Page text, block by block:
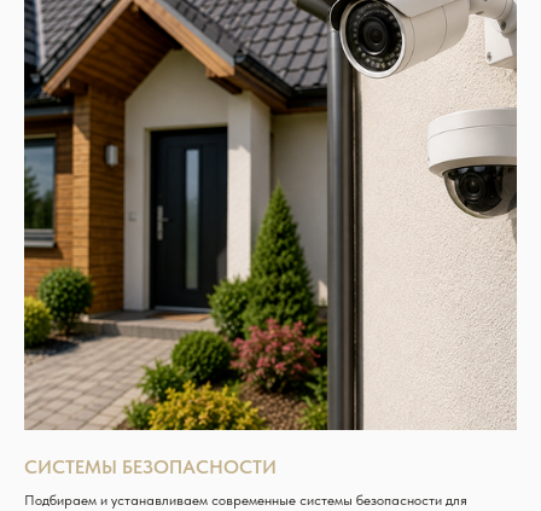
СИСТЕМЫ БЕЗОПАСНОСТИ
Подбираем и устанавливаем современные системы безопасности для